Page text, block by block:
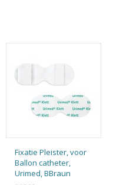
Fixatie Pleister, voor
Ballon catheter,
Urimed, BBraun